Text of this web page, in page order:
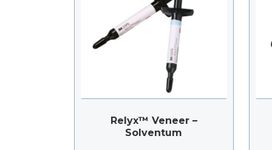
Relyx™ Veneer –
Solventum